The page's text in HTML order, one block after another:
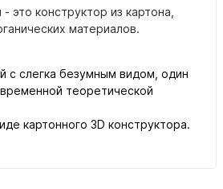
это конструктор из картона,
материалов.
с слегка безумным видом, один
теоретической
картонного 3D конструктора.